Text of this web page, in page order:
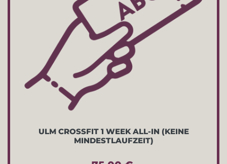
ULM CROSSFIT 1 WEEK ALL-IN (KEINE
MINDESTLAUFZEIT)